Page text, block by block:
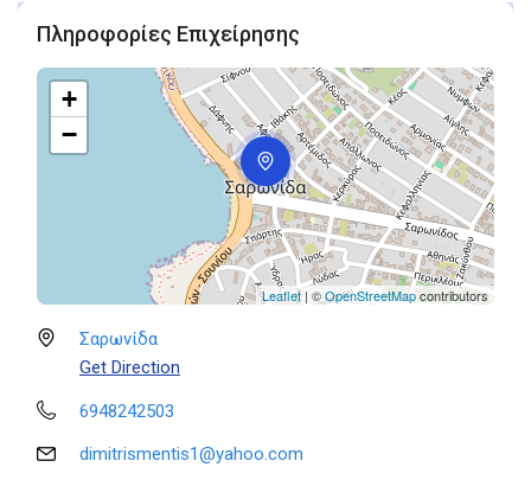
Πληροφορίες Επιχείρησης
+
−
Leaflet| ©OpenStreetMapcontributors
Σαρωνίδα
Get Direction
6948242503
dimitrismentis1@yahoo.com